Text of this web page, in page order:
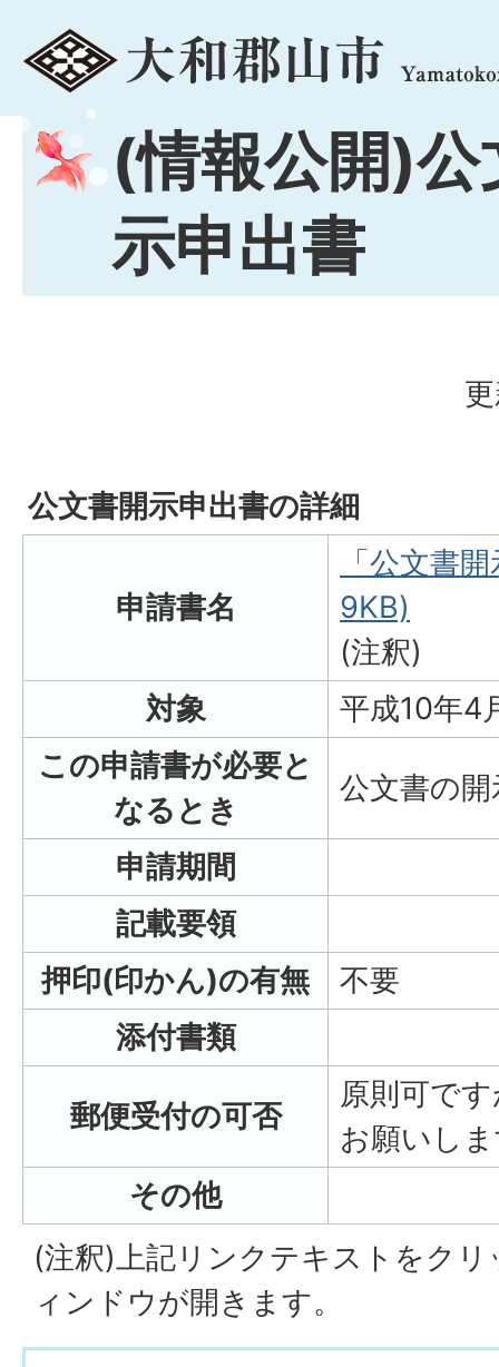
menu
(情報公開)公
示申出書
公文書開示申出書の詳細
申請書名
「公文書
9KB)
(注釈)
対象
平成10年4
この申請書が必要と
なるとき
公文書の
申請期間
記載要領
押印(印かん)の有無
不要
添付書類
郵便受付の可否
原則可で
お願いし
その他
(注釈)上記リンクテキストをク
ィンドウが開きます。